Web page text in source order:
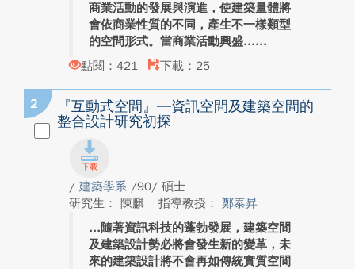
商業活動的發展與演進，使建築量體將
會依商業性質的不同，產生不一樣類型
的空間形式。當商業活動興盛...
點閱：421
下載：25
2
『互動式空間』—資訊空間及建築空間的
整合設計研究初探
/ 建築學系 /90/ 碩士
研究生： 陳麒
指導教授： 鄭泰昇
隨著資訊科技的蓬勃發展，建築空間
及建築設計勢必將會發生新的變革，未
來的建築設計將不會再如傳統實質空間